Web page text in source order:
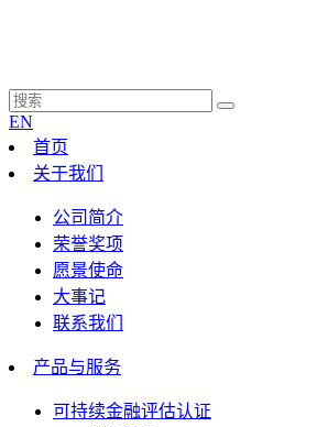
EN
首页
关于我们
公司简介
荣誉奖项
愿景使命
大事记
联系我们
产品与服务
可持续金融评估认证